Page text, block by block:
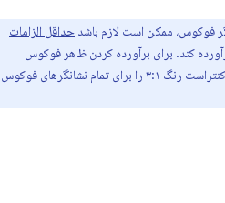
ممکن است لازم باشدحداقل الزامات
کند. برای برآورده کردن ظاهر فوکوس
(حداقل) استاندارد WCAG 2.2، نسبت کنتراست رنگ ۳:۱ را برای تمام نشانگرهای فوکوس